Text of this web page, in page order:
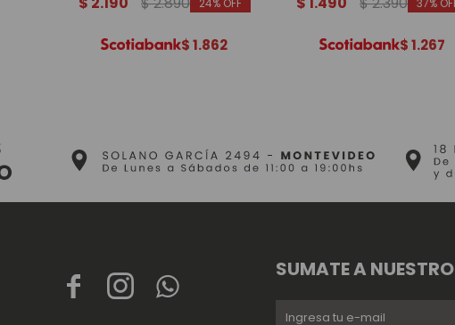
24
$1.862
37
$1.267
  
SUMATE A